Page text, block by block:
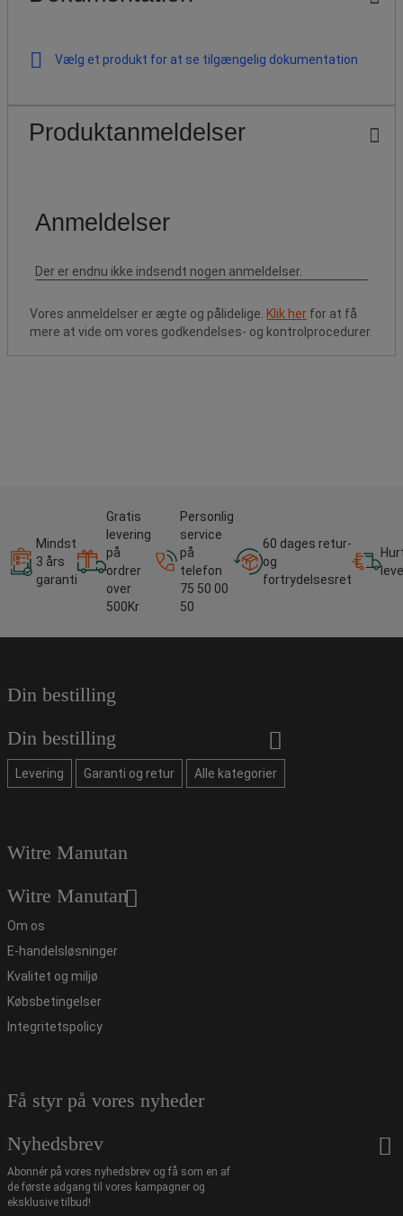
Vælg et produkt for at se tilgængelig dokumentation
Produktanmeldelser
Vores anmeldelser er ægte og pålidelige. Klik her for at få
mere at vide om vores godkendelses- og kontrolprocedurer.
Mindst
3 års
garanti
Gratis
levering
på
ordrer
over
500Kr
Personlig
service
på
telefon
75 50 00
50
60 dages retur-
og
fortrydelsesret
Din bestilling
Din bestilling
Levering Garanti og retur Alle kategorier
Witre Manutan
Witre Manutan
Om os
E-handelsløsninger
Kvalitet og miljø
Købsbetingelser
Integritetspolicy
Få styr på vores nyheder
Nyhedsbrev
Abonnér på vores nyhedsbrev og få som en af
de første adgang til vores kampagner og
eksklusive tilbud!